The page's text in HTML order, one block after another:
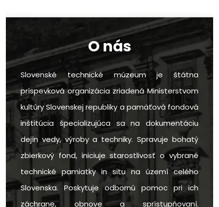
O nás
Slovenské technické múzeum je štátna
príspevková organizácia zriadená Ministerstvom
kultúry Slovenskej republiky a pamäťová fondová
inštitúcia špecializujúca sa na dokumentáciu
dejín vedy, výroby a techniky. Spravuje bohatý
zbierkový fond, iniciuje starostlivosť o vybrané
technické pamiatky in situ na území celého
Slovenska. Poskytuje odbornú pomoc pri ich
záchrane, obnove a sprístupňovaní.